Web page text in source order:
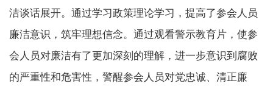
洁谈话展开。通过学习政策理论学习，提高了参会人员
廉洁意识，筑牢理想信念。通过观看警示教育片，使参
会人员对廉洁有了更加深刻的理解，进一步意识到腐败
的严重性和危害性，警醒参会人员对党忠诚、清正廉